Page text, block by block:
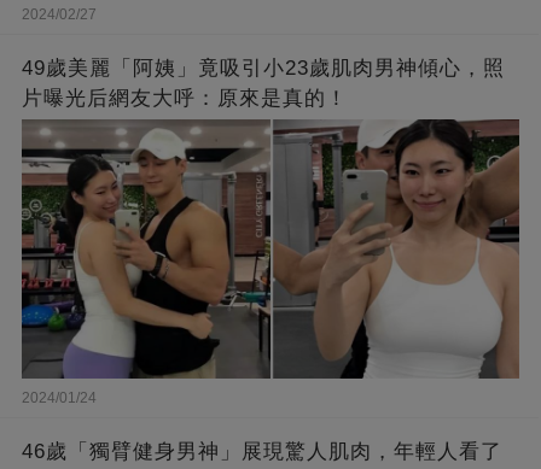
2024/02/27
49歲美麗「阿姨」竟吸引小23歲肌肉男神傾心，照
片曝光后網友大呼：原來是真的！
2024/01/24
46歲「獨臂健身男神」展現驚人肌肉，年輕人看了